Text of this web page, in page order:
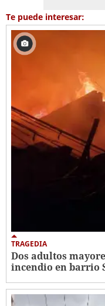
Te puede interesar:
TRAGEDIA
Dos adultos
incendio en barrio